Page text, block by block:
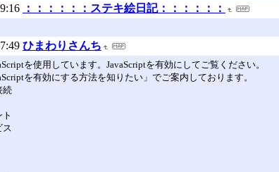
：：：：：：ステキ絵日記：：：：：：
ひまわりさんち
を使用しています。JavaScriptを有効にしてご覧ください。
を有効にする方法を知りたい」でご案内しております。
続
ス